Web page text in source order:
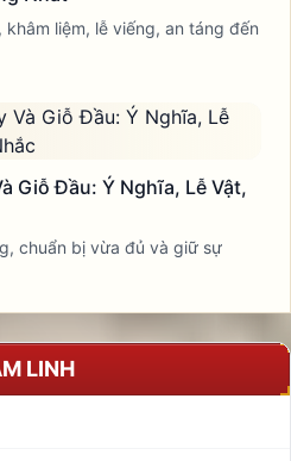
liệm, lễ viếng, an táng đến
Giỗ Đầu: Ý Nghĩa, Lễ Vật,
chuẩn bị vừa đủ và giữ sự
LINH